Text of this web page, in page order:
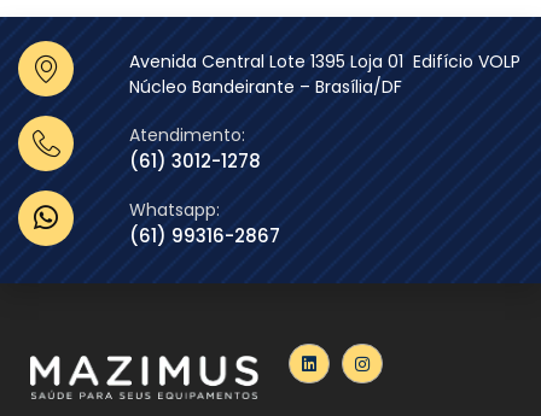
Avenida Central Lote 1395 Loja 01 Edifício VOLP
Núcleo Bandeirante – Brasília/DF
Atendimento:
(61) 3012-1278
Whatsapp:
(61) 99316-2867